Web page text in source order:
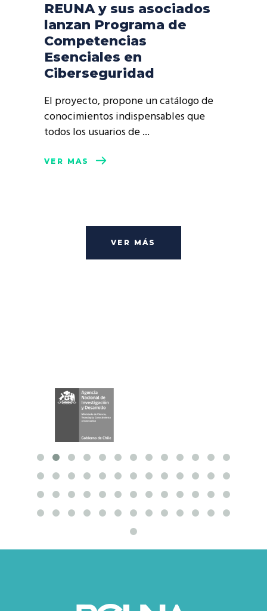
REUNA y sus asociados
lanzan Programa de
Competencias
Esenciales en
Ciberseguridad
El proyecto, propone un catálogo de
conocimientos indispensables que
todos los usuarios de
VER MÁS
VER MÁS